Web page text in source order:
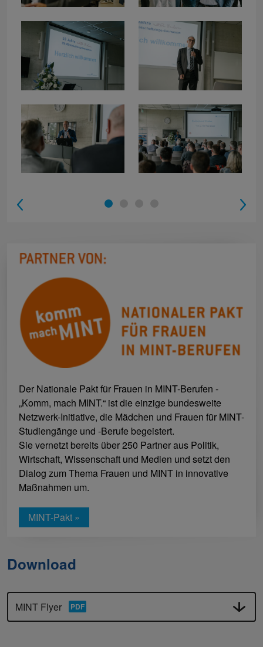
1
Der Nationale Pakt für Frauen in MINT-Berufen -
„Komm, mach MINT.“ ist die einzige bundesweite
Netzwerk-Initiative, die Mädchen und Frauen für MINT-
Studiengänge und -Berufe begeistert.
Sie vernetzt bereits über 250 Partner aus Politik,
Wirtschaft, Wissenschaft und Medien und setzt den
Dialog zum Thema Frauen und MINT in innovative
Maßnahmen um.
MINT-Pakt »
Download
MINT Flyer